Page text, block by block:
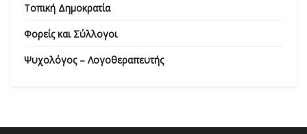
Τοπική Δημοκρατία
Φορείς και Σύλλογοι
Ψυχολόγος – Λογοθεραπευτής